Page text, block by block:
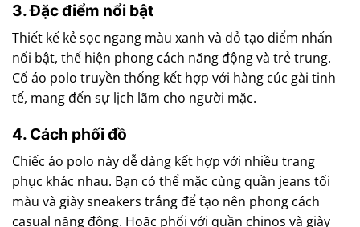
3. Đặc điểm nổi bật
Thiết kế kẻ sọc ngang màu xanh và đỏ tạo điểm nhấn
nổi bật, thể hiện phong cách năng động và trẻ trung.
Cổ áo polo truyền thống kết hợp với hàng cúc gài tinh
tế, mang đến sự lịch lãm cho người mặc.
4. Cách phối đồ
Chiếc áo polo này dễ dàng kết hợp với nhiều trang
phục khác nhau. Bạn có thể mặc cùng quần jeans tối
màu và giày sneakers trắng để tạo nên phong cách
casual năng động. Hoặc phối với quần chinos và giày